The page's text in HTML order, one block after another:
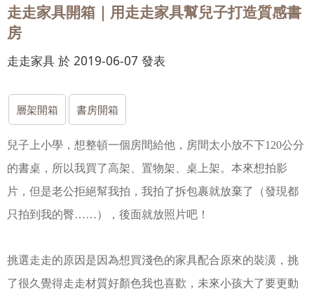
走走家具開箱｜用走走家具幫兒子打造質感書
房
走走家具 於 2019-06-07 發表
層架開箱 書房開箱
兒子上小學，想整頓一個房間給他，房間太小放不下120公分
的書桌，所以我買了高架、置物架、桌上架。 本來想拍影
片，但是老公拒絕幫我拍，我拍了拆包裹就放棄了（發現都
只拍到我的臀……），後面就放照片吧！
挑選走走的原因是因為想買淺色的家具配合原來的裝潢，挑
了很久覺得走走材質好顏色我也喜歡，未來小孩大了要更動